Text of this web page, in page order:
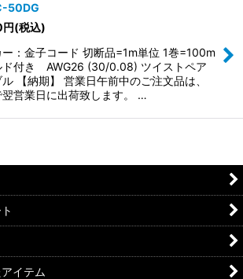
50DG
円(税込)
ー：金子コード 切断品=1m単位 1巻=100m
ド付き AWG26 (30/0.08) ツイストペア
【納期】 営業日午前中のご注文品は、
翌営業日に出荷致します。 …
イテム